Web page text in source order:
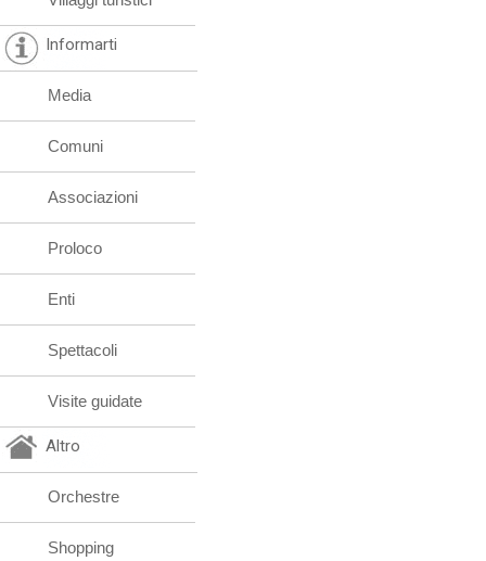
Informarti
Media
Comuni
Associazioni
Proloco
Enti
Spettacoli
Visite guidate
Altro
Orchestre
Shopping